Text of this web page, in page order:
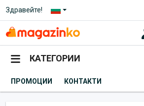
Здравейте!
КАТЕГОРИИ
ПРОМОЦИИ КОНТАКТИ